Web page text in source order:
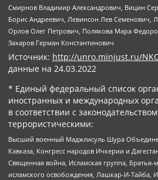
Смирнов Владимир Александрович, Вицин
Борис Андреевич, Левинсон Лев Семенович,
Орлов Олег Петрович, Полякова Мара
Захаров Герман Константинович
Источник: http://unro.minjust.ru/
данные на 24.03.2022
* Единый федеральный список
иностранных и международных
в соответствии с
террористическими:
Высший военный Маджлисуль Шура
Кавказа, Конгресс народов Ичкерии и
Священная война, Исламская группа, Братья-
исламского освобождения, Лашкар-И-Тайба,